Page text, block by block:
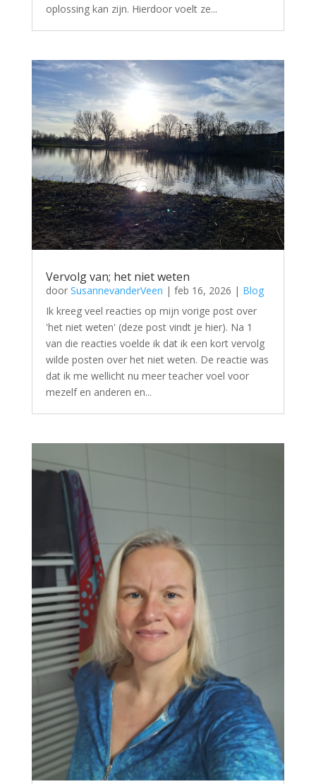
oplossing kan zijn. Hierdoor voelt ze...
Vervolg van; het niet weten
door SusannevanderVeen | feb 16, 2026 | Blog
Ik kreeg veel reacties op mijn vorige post over
'het niet weten' (deze post vindt je hier). Na 1
van die reacties voelde ik dat ik een kort vervolg
wilde posten over het niet weten. De reactie was
dat ik me wellicht nu meer teacher voel voor
mezelf en anderen en...